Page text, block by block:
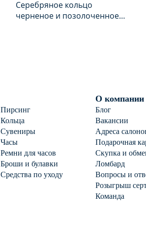
Серебряное кольцо
черненое и позолоченное
Пирсинг
Кольца
Сувениры
Часы
Ремни для часов
Броши и булавки
Средства по уходу
О компании
Блог
Вакансии
Адреса
Подарочная
Скупка и
Ломбард
Вопросы и
Розыгрыш
Команда